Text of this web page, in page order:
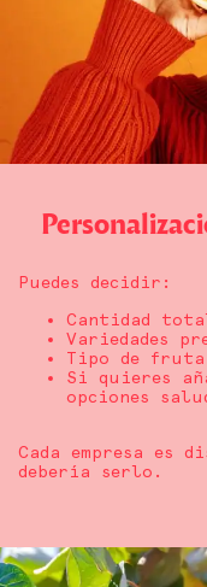
Puedes decidir:
Cantidad
Variedades
Tipo de fruta
Si quieres
opciones
Cada empresa
debería serlo.